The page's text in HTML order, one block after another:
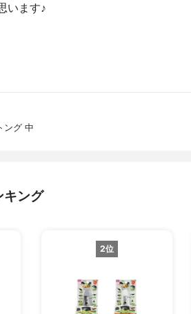
います♪
ング 中
キング
2位